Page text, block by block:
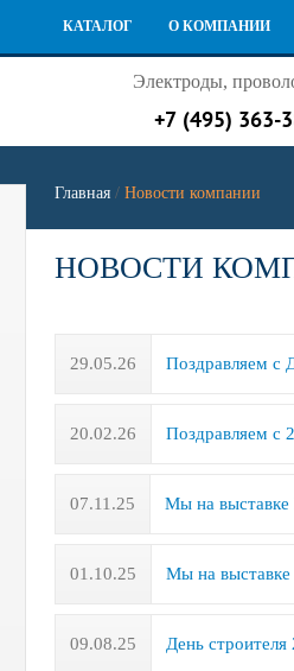
КАТАЛОГ О КОМПАНИИ
Электроды,
+7 (495) 363-
Главная / Новости компании
НОВОСТИ
29.05.26 Поздравляем с
20.02.26 Поздравляем с
07.11.25 Мы на
01.10.25 Мы на
09.08.25 День строителя